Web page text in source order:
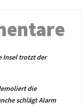
Insel trotzt der
die
schlägt Alarm